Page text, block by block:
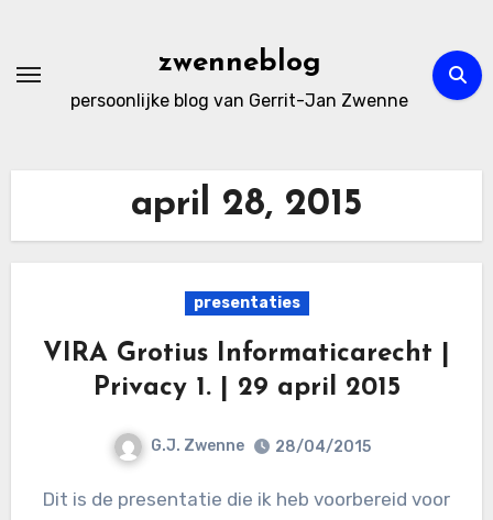
de
zwenneblog
persoonlijke blog van Gerrit-Jan Zwenne
april 28, 2015
presentaties
VIRA Grotius Informaticarecht |
Privacy 1. | 29 april 2015
G.J. Zwenne 28/04/2015
Dit is de presentatie die ik heb voorbereid voor